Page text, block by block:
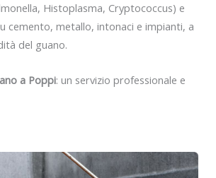
Histoplasma, Cryptococcus) e
cemento, metallo, intonaci e impianti, a
del guano.
a Poppi: un servizio professionale e